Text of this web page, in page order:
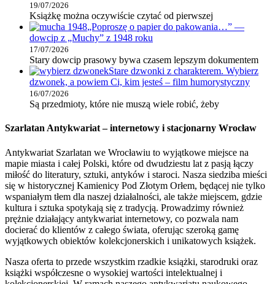
19/07/2026
Książkę można oczywiście czytać od pierwszej
„Poproszę o papier do pakowania…” —
dowcip z „Muchy” z 1948 roku
17/07/2026
Stary dowcip prasowy bywa czasem lepszym dokumentem
Stare dzwonki z charakterem. Wybierz
dzwonek, a powiem Ci, kim jesteś – film humorystyczny
16/07/2026
Są przedmioty, które nie muszą wiele robić, żeby
Szarlatan Antykwariat – internetowy i stacjonarny Wrocław
Antykwariat Szarlatan we Wrocławiu to wyjątkowe miejsce na
mapie miasta i całej Polski, które od dwudziestu lat z pasją łączy
miłość do literatury, sztuki, antyków i staroci. Nasza siedziba mieści
się w historycznej Kamienicy Pod Złotym Orłem, będącej nie tylko
wspaniałym tłem dla naszej działalności, ale także miejscem, gdzie
kultura i sztuka spotykają się z tradycją. Prowadzimy również
prężnie działający antykwariat internetowy, co pozwala nam
docierać do klientów z całego świata, oferując szeroką gamę
wyjątkowych obiektów kolekcjonerskich i unikatowych książek.
Nasza oferta to przede wszystkim rzadkie książki, starodruki oraz
książki współczesne o wysokiej wartości intelektualnej i